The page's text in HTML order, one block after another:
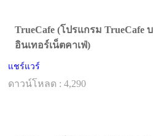
TrueCafe (โปรแกรม TrueCafe
อินเทอร์เน็ตคาเฟ่)
แชร์แวร์
ดาวน์โหลด : 4,290